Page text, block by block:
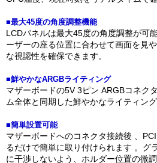
■最大45度の角度調整機能
LCDパネルは最大45度の角度調整が可
ーザーの座る位置に合わせて画面を見
な視認性を確保できます。
■鮮やかなARGBライティング
マザーボードの5V 3ピン ARGBコネク
ム全体と同期した鮮やかなライティン
■簡単設置可能
マザーボードへのコネクタ接続後 、
るだけで簡単に取り付けられます 。グ
に干渉しないよう、ホルダー位置の微調